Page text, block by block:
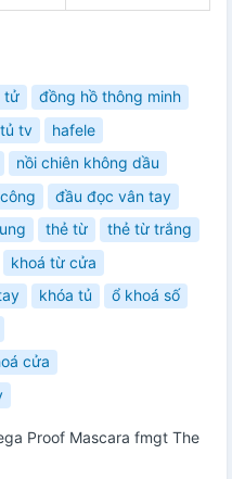
tử
đồng hồ thông minh
tủ tv
hafele
nồi chiên không dầu
đầu đọc vân tay
thẻ từ
thẻ từ trắng
khoá từ cửa
khóa tủ
ổ khoá số
cửa
Proof Mascara fmgt The